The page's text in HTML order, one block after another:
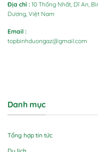
Địa chỉ : 10 Thống Nhất, Dĩ An,
Dương, Việt Nam
Email :
topbinhduongaz@gmail.com
Danh mục
Tổng hợp tin tức